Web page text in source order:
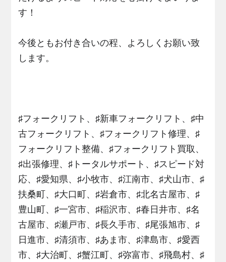
す！
今後ともお付き合いの程、よろしくお願い致
します。
♯フォークリフト、♯新車フォークリフト、♯中
古フォークリフト、♯フォークリフト修理、♯
フォークリフト整備、♯フォークリフト買取、
♯出張修理、♯トータルサポート、♯スピード対
応、♯愛知県、♯小牧市、♯江南市、♯犬山市、♯
扶桑町、♯大口町、♯岩倉市、♯北名古屋市、♯
豊山町、♯一宮市、♯稲沢市、♯春日井市、♯名
古屋市、♯瀬戸市、♯長久手市、♯尾張旭市、♯
日進市、♯清須市、♯あま市、♯津島市、♯愛西
市、♯大治町、♯蟹江町、♯弥富市、♯飛島村、♯